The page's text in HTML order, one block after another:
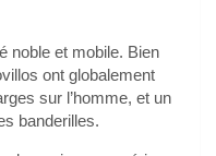
noble et mobile. Bien
ont globalement
sur l’homme, et un
banderilles.